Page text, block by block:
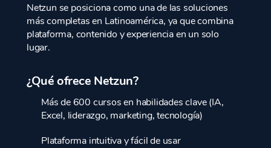
Netzun se posiciona como una de las soluciones
más completas en Latinoamérica, ya que combina
plataforma, contenido y experiencia en un solo
lugar.
¿Qué ofrece Netzun?
Más de 600 cursos en habilidades clave (IA,
Excel, liderazgo, marketing, tecnología)
Plataforma intuitiva y fácil de usar